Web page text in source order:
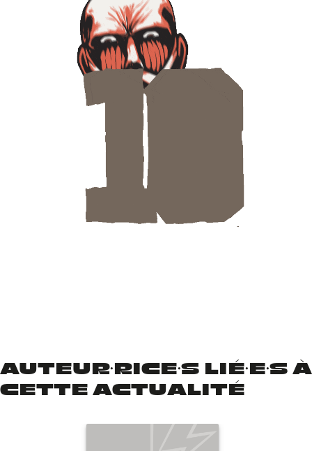
AUTEUR·RICE·S LIÉ·E·S À
CETTE ACTUALITÉ